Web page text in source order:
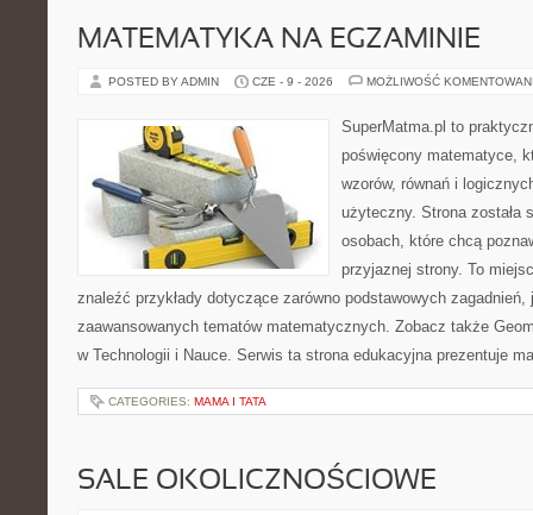
MATEMATYKA NA EGZAMINIE
POSTED BY ADMIN CZE - 9 - 2026 MOŻLIWOŚĆ
SuperMatma.pl to
poświęcony matematyce,
wzorów, równań i
użyteczny. Strona została
osobach, które chcą
przyjaznej strony. To
znaleźć przykłady dotyczące zarówno podstawowych zagadnień,
zaawansowanych tematów matematycznych. Zobacz także
w Technologii i Nauce. Serwis ta strona edukacyjna prezentuje
CATEGORIES: MAMA I TATA
SALE OKOLICZNOŚCIOWE